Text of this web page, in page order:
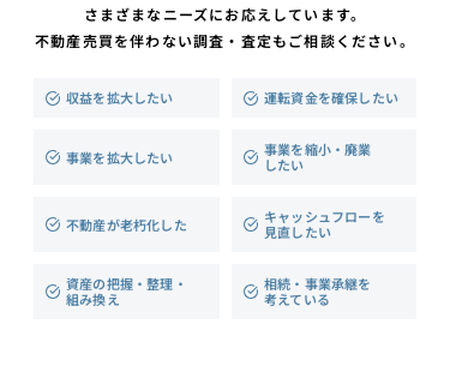
さまざまなニーズにお応えしています。
不動産売買を伴わない調査・査定もご相談ください。
収益を拡大したい 運転資金を確保したい
事業を拡大したい 事業を縮小・廃業
したい
不動産が老朽化した キャッシュフローを
見直したい
資産の把握・整理・
組み換え
相続・事業承継を
考えている